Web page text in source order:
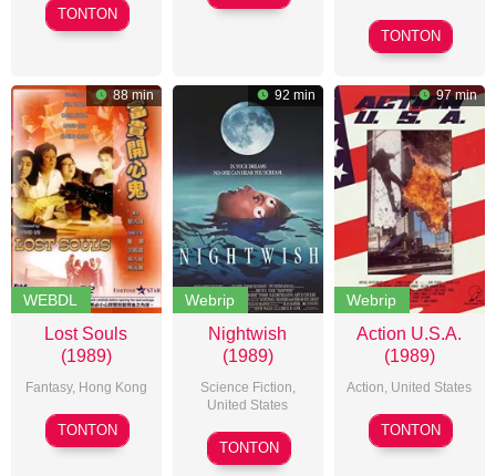
George
Erschbamer
TONTON
Mastorakis
Monte
Hellman
TONTON
88 min
WEBDL
Lost Souls
(1989)
Fantasy, Hong Kong
David
Lai
TONTON
92 min
Webrip
Nightwish
(1989)
Science Fiction,
United States
Bruce
R.
TONTON
97 min
Webrip
Action U.S.A.
(1989)
Action, United States
John
Stewart
TONTON